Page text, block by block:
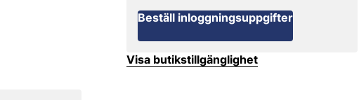
Beställ inloggningsuppgifter
Visa butikstillgänglighet